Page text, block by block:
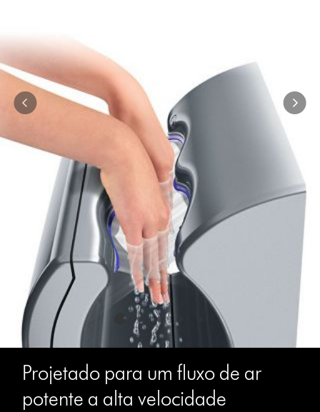
Projetado para um fluxo de ar
potente a alta velocidade